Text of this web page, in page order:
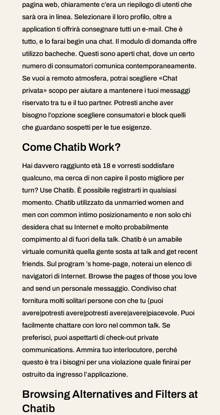
pagina web, chiaramente c’era un riepilogo di utenti che
sarà ora in linea. Selezionare il loro profilo, oltre a
application ti offrirà consegnare tutti un e-mail. Che è
tutto, e lo farai begin una chat. Il modulo di domanda offre
utilizzo bacheche. Questi sono aperti chat, dove un certo
numero di consumatori comunica contemporaneamente.
Se vuoi a remoto atmosfera, potrai scegliere «Chat
privata» scopo per aiutare a mantenere i tuoi messaggi
riservato tra tu e il tuo partner. Potresti anche aver
bisogno l’opzione scegliere consumatori e block quelli
che guardano sospetti per le tue esigenze.
Come Chatib Work?
Hai davvero raggiunto età 18 e vorresti soddisfare
qualcuno, ma cerca di non capire il posto migliore per
turn? Use Chatib. È possibile registrarti in qualsiasi
momento. Chatib utilizzato da unmarried women and
men con common intimo posizionamento e non solo chi
desidera chat su Internet e molto probabilmente
compimento al di fuori della talk. Chatib è un amabile
virtuale comunità quella gente sosta at talk and get recent
friends. Sul program ’s home-page, noterai un elenco di
navigatori di Internet. Browse the pages of those you love
and send un personale messaggio. Condiviso chat
fornitura molti solitari persone con che tu {puoi
avere|potresti avere|potresti avere|avere|piacevole. Puoi
facilmente chattare con loro nel common talk. Se
preferisci, puoi aspettarti di check-out private
communications. Ammira tuo interlocutore, perché
questo è tra i bisogni per una violazione quale finirai per
ostruito da ingresso l’applicazione.
Browsing Alternatives and Filters at
Chatib